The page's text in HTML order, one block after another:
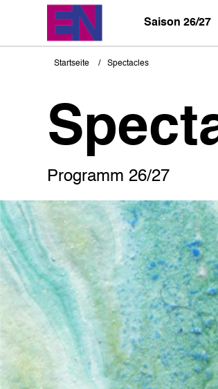
Saison 26/27
Pfadnavigation
Startseite Spectacles
Programm 26/27